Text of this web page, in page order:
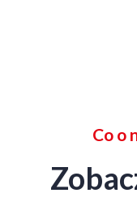
Co o